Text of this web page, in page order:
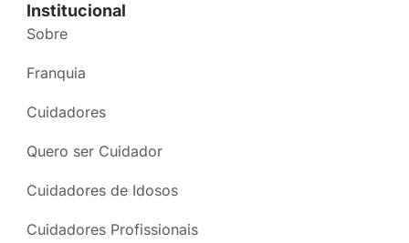
Institucional
Sobre
Franquia
Cuidadores
Quero ser Cuidador
Cuidadores de Idosos
Cuidadores Profissionais